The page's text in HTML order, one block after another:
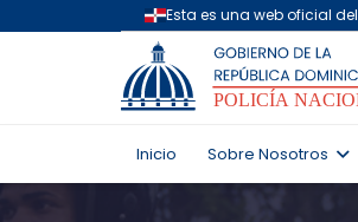
Inicio Sobre Nosotros